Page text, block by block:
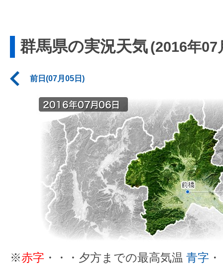
群馬県の実況天気(2016年07
前日(07月05日)
※赤字 ・・・夕方までの最高気温 青字